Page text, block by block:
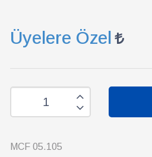
Üyelere Özel
MCF 05.105